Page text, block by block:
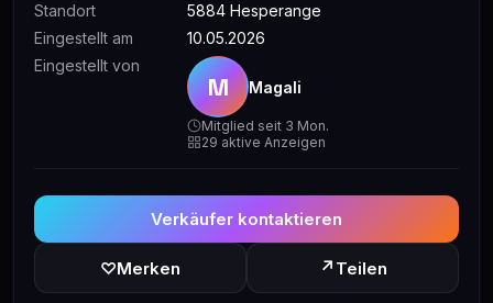
Standort
5884 Hesperange
Eingestellt am
10.05.2026
Eingestellt von
M Magali
Mitglied seit 3 Mon.
29 aktive Anzeigen
Verkäufer kontaktieren
♡Merken ↗ Teilen